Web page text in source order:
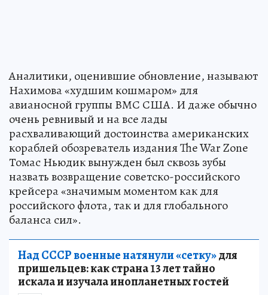
Аналитики, оценившие обновление, называют
Нахимова «худшим кошмаром» для
авианосной группы ВМС США. И даже обычно
очень ревнивый и на все лады
расхваливающий достоинства американских
кораблей обозреватель издания The War Zone
Томас Ньюдик вынужден был сквозь зубы
назвать возвращение советско-российского
крейсера «значимым моментом как для
российского флота, так и для глобального
баланса сил».
Над СССР военные натянули «сетку»для
пришельцев: как страна 13 лет тайно
искала и изучала инопланетных гостей